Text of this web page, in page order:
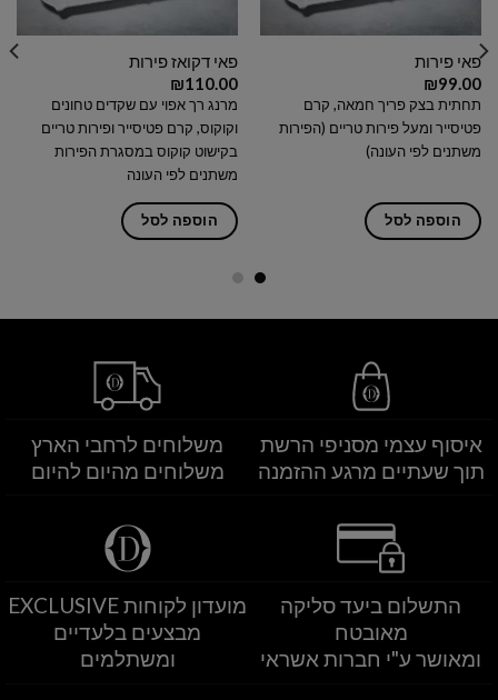
פאי פירות
₪99.00
תחתית בצק פריך חמאה, קרם
פטיסייר ומעל פירות טריים (הפירות
משתנים לפי העונה)
הוספה לסל
פאי דקואז פירות
₪110.00
מרנג רך אפוי עם שקדים טחונים
וקוקוס, קרם פטיסייר ופירות טריים
בקישוט קוקוס במסגרת הפירות
משתנים לפי העונה
הוספה לסל
איסוף עצמי מסניפי הרשת
תוך שעתיים מרגע ההזמנה
משלוחים לרחבי הארץ
משלוחים מהיום להיום
התשלום ביעד סליקה
מאובטח
ומאושר ע"י חברות אשראי
מועדון לקוחות EXCLUSIVE
מבצעים בלעדיים
ומשתלמים